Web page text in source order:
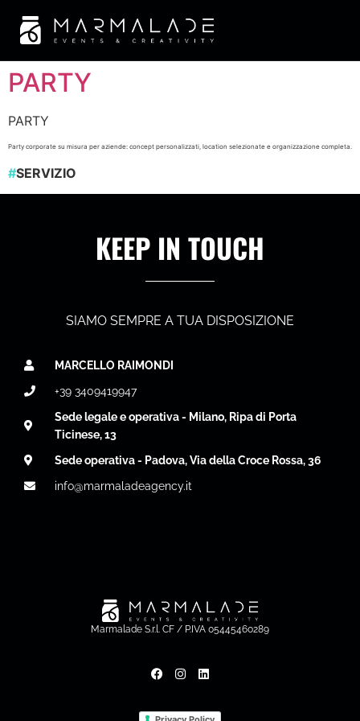
PARTY
PARTY
Party corporate su misura per aziende: concept personalizzati, location selezionate e organizzazione completa.
#SERVIZIO
KEEP IN TOUCH
SIAMO SEMPRE A TUA DISPOSIZIONE
MARCELLO RAIMONDI
+39 3409419947
Sede legale e operativa - Milano, Ripa di Porta
Ticinese, 13
Sede operativa - Padova, Via della Croce Rossa, 36
info@marmaladeagency.it
Marmalade S.r.l. CF / P.IVA 05445460289